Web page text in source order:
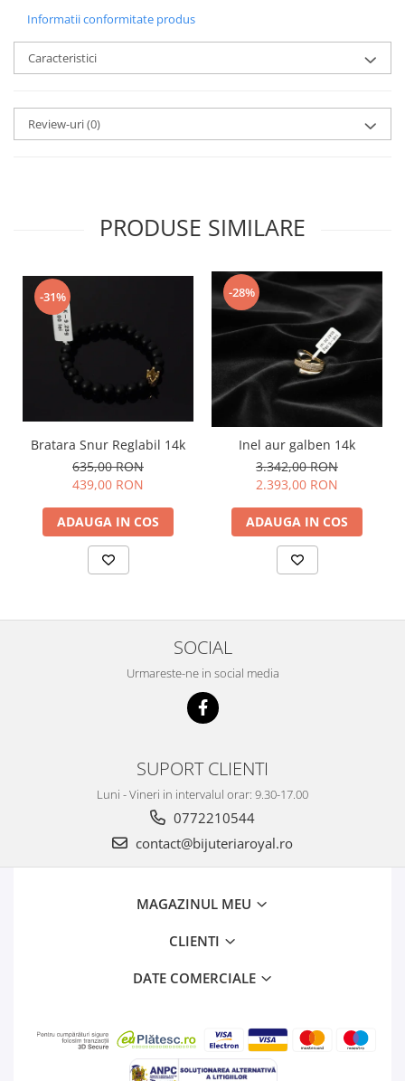
Informatii conformitate produs
Caracteristici
Review-uri(0)
PRODUSE SIMILARE
-31%
Bratara Snur Reglabil 14k
635,00 RON
439,00 RON
ADAUGA IN COS
-28%
Inel aur galben 14k
3.342,00 RON
2.393,00 RON
ADAUGA IN COS
SOCIAL
Urmareste-ne in social media
SUPORT CLIENTI
Luni - Vineri in intervalul orar: 9.30-17.00
0772210544
contact@bijuteriaroyal.ro
MAGAZINUL MEU
CLIENTI
DATE COMERCIALE